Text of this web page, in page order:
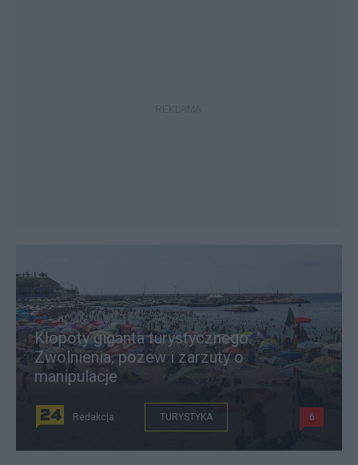
Kłopoty giganta turystycznego.
Zwolnienia, pozew i zarzuty o
manipulacje
Redakcja TURYSTYKA 6